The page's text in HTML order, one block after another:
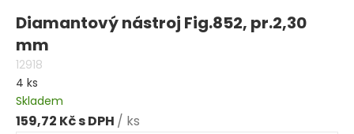
Diamantový nástroj Fig.852, pr.2,30
mm
12918
4 ks
Skladem
159,72 Kč / ks